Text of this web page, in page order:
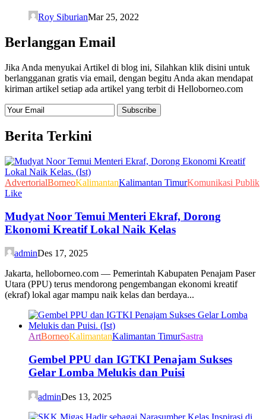
Roy SiburianMar 25, 2022
Berlanggan Email
Jika Anda menyukai Artikel di blog ini, Silahkan klik disini untuk
berlangganan gratis via email, dengan begitu Anda akan mendapat
kiriman artikel setiap ada artikel yang terbit di Helloborneo.com
Berita Terkini
AdvertorialBorneoKalimantanKalimantan TimurKomunikasi Publik
Like
Mudyat Noor Temui Menteri Ekraf, Dorong
Ekonomi Kreatif Lokal Naik Kelas
adminDes 17, 2025
Jakarta, helloborneo.com — Pemerintah Kabupaten Penajam Paser
Utara (PPU) terus mendorong pengembangan ekonomi kreatif
(ekraf) lokal agar mampu naik kelas dan berdaya...
ArtBorneoKalimantanKalimantan TimurSastra
Gembel PPU dan IGTKI Penajam Sukses
Gelar Lomba Melukis dan Puisi
adminDes 13, 2025